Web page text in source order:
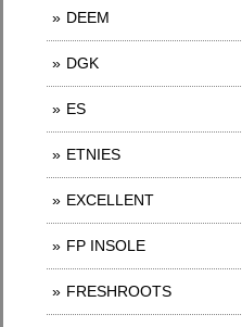
DEEM
DGK
ES
ETNIES
EXCELLENT
FP INSOLE
FRESHROOTS